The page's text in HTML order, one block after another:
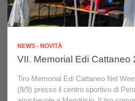
NEWS - NOVITÀ
VII. Memorial Edi Cattaneo
Tiro Memorial Edi Cattaneo Nel
(8/9) presso il centro sportivo di